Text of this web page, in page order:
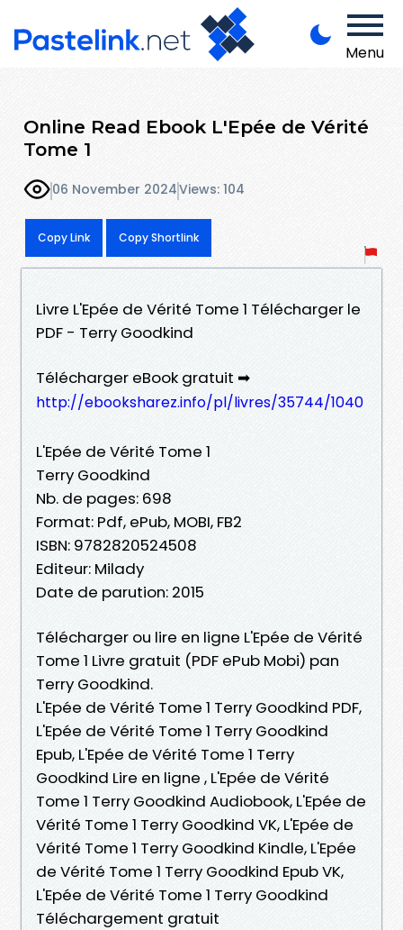
Menu
Online Read Ebook L'Epée de Vérité
Tome 1
06 November 2024Views: 104
Copy Link Copy Shortlink
Livre L'Epée de Vérité Tome 1 Télécharger le
PDF - Terry Goodkind
Télécharger eBook gratuit ➡
http://ebooksharez.info/pl/livres/35744/1040
L'Epée de Vérité Tome 1
Terry Goodkind
Nb. de pages: 698
Format: Pdf, ePub, MOBI, FB2
ISBN: 9782820524508
Editeur: Milady
Date de parution: 2015
Télécharger ou lire en ligne L'Epée de Vérité
Tome 1 Livre gratuit (PDF ePub Mobi) pan
Terry Goodkind.
L'Epée de Vérité Tome 1 Terry Goodkind PDF,
L'Epée de Vérité Tome 1 Terry Goodkind
Epub, L'Epée de Vérité Tome 1 Terry
Goodkind Lire en ligne , L'Epée de Vérité
Tome 1 Terry Goodkind Audiobook, L'Epée de
Vérité Tome 1 Terry Goodkind VK, L'Epée de
Vérité Tome 1 Terry Goodkind Kindle, L'Epée
de Vérité Tome 1 Terry Goodkind Epub VK,
L'Epée de Vérité Tome 1 Terry Goodkind
Téléchargement gratuit